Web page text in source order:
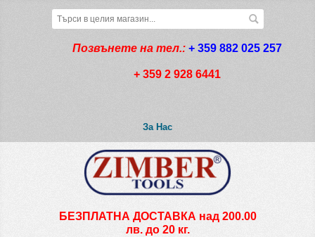
Позвънете на тел.: + 359 882 025 257
+ 359 2 928 6441
За Нас
БЕЗПЛАТНА ДОСТАВКА над 200.00
лв. до 20 кг.